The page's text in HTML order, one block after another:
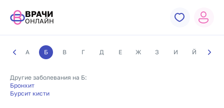
ВРАЧИ
ОНЛАЙН
А Б В Г Д Е Ж З И Й К
Другие заболевания на Б:
Бронхит
Бурсит кисти